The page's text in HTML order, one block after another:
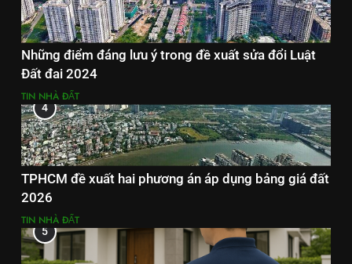
Những điểm đáng lưu ý trong đề xuất sửa đổi Luật
Đất đai 2024
TIN NHÀ ĐẤT
4
TPHCM đề xuất hai phương án áp dụng bảng giá đất
2026
TIN NHÀ ĐẤT
5